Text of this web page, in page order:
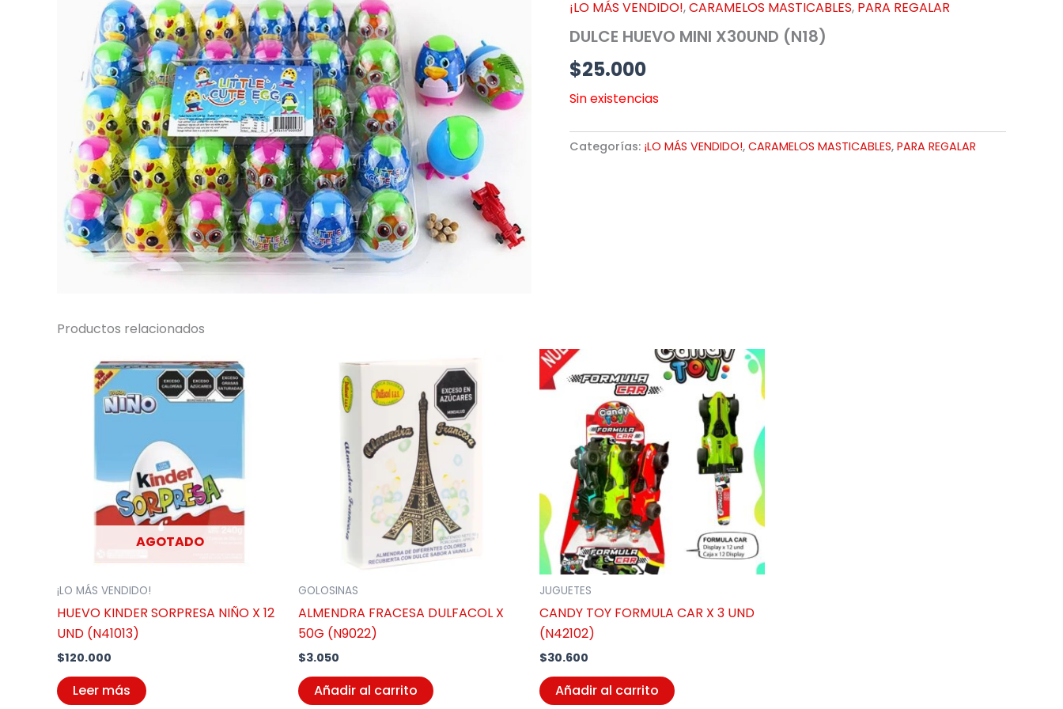
¡LO MÁS VENDIDO!,CARAMELOS MASTICABLES, PARA REGALAR
DULCE HUEVO MINI X30UND (N18)
$25.000
Sin existencias
Categorías: ¡LO MÁS VENDIDO!, CARAMELOS MASTICABLES, PARA REGALAR
Productos relacionados
AGOTADO
¡LO MÁS VENDIDO!
HUEVO KINDER SORPRESA NIÑO X 12
UND (N41013)
$120.000
Leer más
GOLOSINAS
ALMENDRA FRACESA DULFACOL X
50G (N9022)
$3.050
Añadir al carrito
JUGUETES
CANDY TOY FORMULA CAR X 3 UND
(N42102)
$30.600
Añadir al carrito